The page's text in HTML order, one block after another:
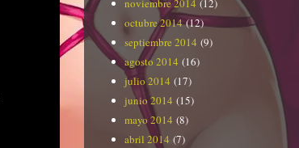
noviembre 2014 (12)
octubre 2014(12)
septiembre 2014 (9)
agosto 2014 (16)
julio 2014 (17)
junio 2014 (15)
mayo 2014 (8)
abril 2014 (7)